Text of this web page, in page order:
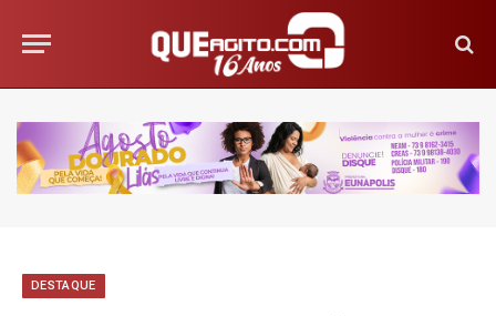
DESTAQUE